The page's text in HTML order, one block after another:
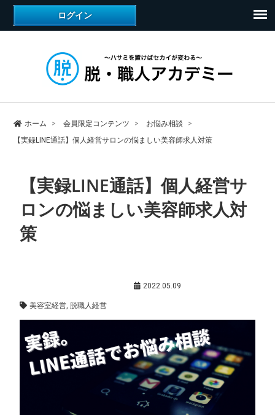
ホーム 会員限定コンテンツ
お悩み相談
【実録LINE通話】個人経営サロンの悩ましい美容師求人対策
【実録LINE通話】個人経営サ
ロンの悩ましい美容師求人対
策
2022.05.09
美容室経営 脱職人経営